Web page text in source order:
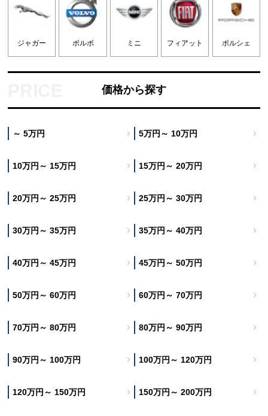
ジャガー ボルボ ミニ フィアット ポルシェ
価格から探す
～ 5万円 5万円～ 10万円
10万円～ 15万円 15万円～ 20万円
20万円～ 25万円 25万円～ 30万円
30万円～ 35万円 35万円～ 40万円
40万円～ 45万円 45万円～ 50万円
50万円～ 60万円 60万円～ 70万円
70万円～ 80万円 80万円～ 90万円
90万円～ 100万円 100万円～ 120万円
120万円～ 150万円 150万円～ 200万円